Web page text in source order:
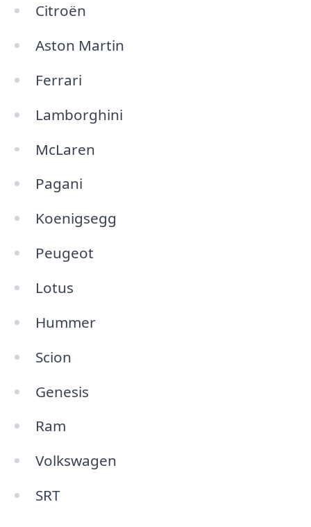
Citroën
Aston Martin
Ferrari
Lamborghini
McLaren
Pagani
Koenigsegg
Peugeot
Lotus
Hummer
Scion
Genesis
Ram
Volkswagen
SRT